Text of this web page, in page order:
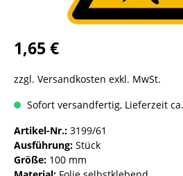
1,65 €
zzgl. Versandkosten exkl. MwSt.
Sofort versandfertig, Lieferzeit
Artikel-Nr.: 3199/61
Ausführung: Stück
Größe: 100 mm